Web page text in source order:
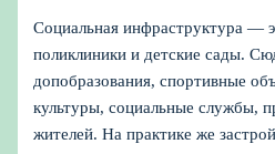
Социальная инфраструктура —
поликлиники и детские сады.
допобразования, спортивные
культуры, социальные службы,
жителей. На практике же